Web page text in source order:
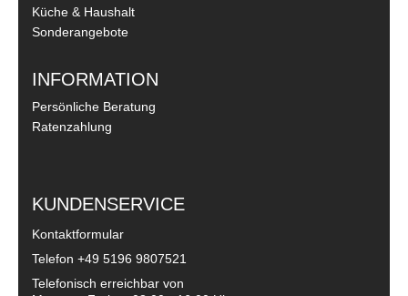
Küche & Haushalt
Sonderangebote
INFORMATION
Persönliche Beratung
Ratenzahlung
KUNDENSERVICE
Kontaktformular
Telefon +49 5196 9807521
Telefonisch erreichbar von